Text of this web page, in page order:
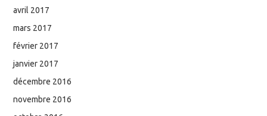
avril 2017
mars 2017
février 2017
janvier 2017
décembre 2016
novembre 2016